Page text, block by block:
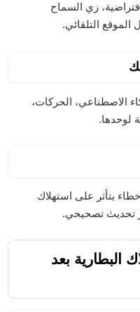
زي السماح
الموقع التلقائي.
الاصطناعي، الحركات،
لوحدها.
بتأثر على استهلاك
تحديث تصحيحي.
البطارية بعد